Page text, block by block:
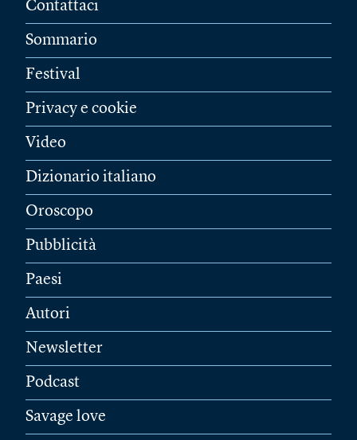
Contattaci
Sommario
Festival
Privacy e cookie
Video
Dizionario italiano
Oroscopo
Pubblicità
Paesi
Autori
Newsletter
Podcast
Savage love